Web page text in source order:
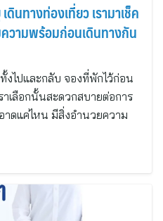
นทางท่องเที่ยว เรามาเช็ค
วามพร้อมก่อนเดินทางกัน
งไปและกลับ จองที่พักไว้ก่อน
าเลือกนั้นสะดวกสบายต่อการ
าดแค่ไหน มีสิ่งอำนวยความ